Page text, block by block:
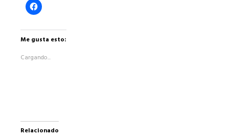
Haz
clic
en
Facebook
en
Me gusta esto:
Cargando...
Relacionado